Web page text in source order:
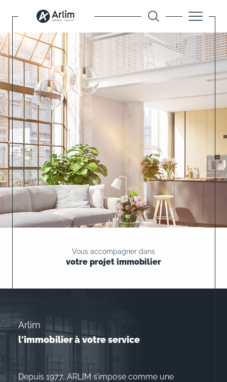
Vous accompagner dans
votre projet immobilier
Arlim
l'immobilier à votre service
Depuis 1977, ARLIM s’impose comme une